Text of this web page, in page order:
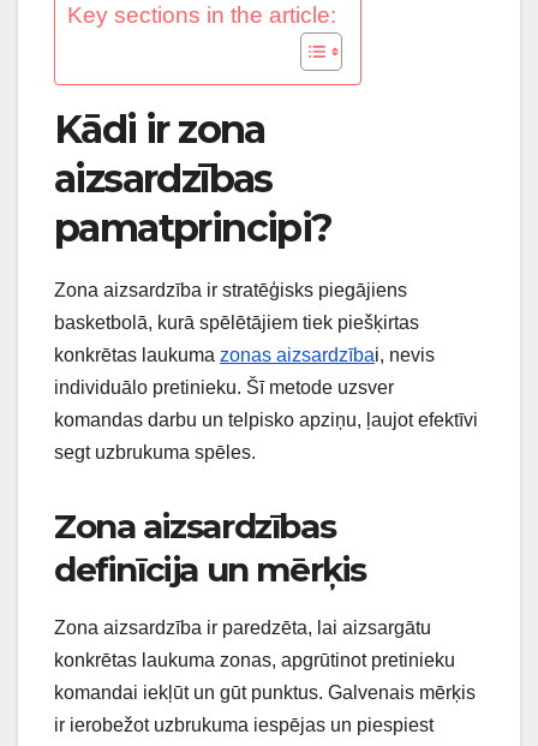
Key sections in the article:
Kādi ir zona
aizsardzības
pamatprincipi?
Zona aizsardzība ir stratēģisks piegājiens
basketbolā, kurā spēlētājiem tiek piešķirtas
konkrētas laukuma zonas aizsardzībai, nevis
individuālo pretinieku. Šī metode uzsver
komandas darbu un telpisko apziņu, ļaujot efektīvi
segt uzbrukuma spēles.
Zona aizsardzības
definīcija un mērķis
Zona aizsardzība ir paredzēta, lai aizsargātu
konkrētas laukuma zonas, apgrūtinot pretinieku
komandai iekļūt un gūt punktus. Galvenais mērķis
ir ierobežot uzbrukuma iespējas un piespiest